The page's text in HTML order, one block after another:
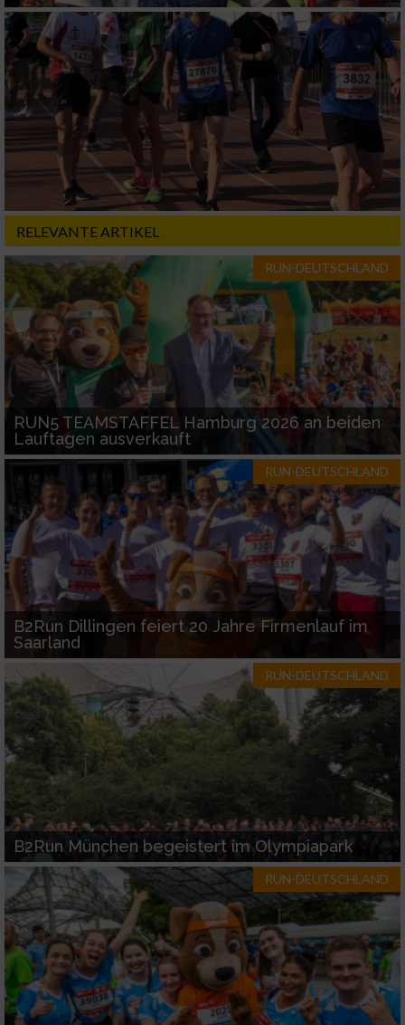
RELEVANTE ARTIKEL
RUN-DEUTSCHLAND
RUN5 TEAMSTAFFEL Hamburg 2026 an beiden
Lauftagen ausverkauft
RUN-DEUTSCHLAND
B2Run Dillingen feiert 20 Jahre Firmenlauf im
Saarland
RUN-DEUTSCHLAND
B2Run München begeistert im Olympiapark
RUN-DEUTSCHLAND